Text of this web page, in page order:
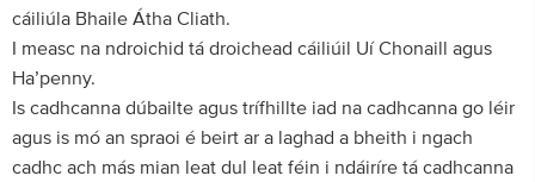
cáiliúla Bhaile Átha Cliath.
I measc na ndroichid tá droichead cáiliúil Uí Chonaill agus
Ha’penny.
Is cadhcanna dúbailte agus trífhillte iad na cadhcanna go léir
agus is mó an spraoi é beirt ar a laghad a bheith i ngach
cadhc ach más mian leat dul leat féin i ndáiríre tá cadhcanna